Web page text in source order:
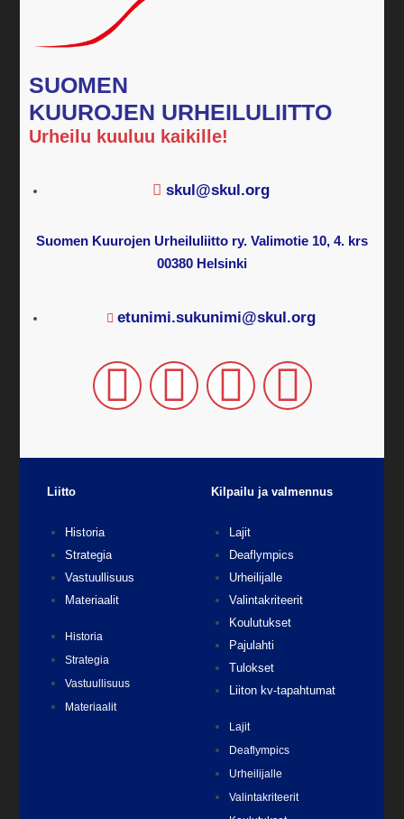
SUOMEN
KUUROJEN URHEILULIITTO
Urheilu kuuluu kaikille!
skul@skul.org
Suomen Kuurojen Urheiluliitto ry. Valimotie 10, 4. krs
00380 Helsinki
etunimi.sukunimi@skul.org
Liitto
Historia
Strategia
Vastuullisuus
Materiaalit
Historia
Strategia
Vastuullisuus
Materiaalit
Kilpailu ja valmennus
Lajit
Deaflympics
Urheilijalle
Valintakriteerit
Koulutukset
Pajulahti
Tulokset
Liiton kv-tapahtumat
Lajit
Deaflympics
Urheilijalle
Valintakriteerit